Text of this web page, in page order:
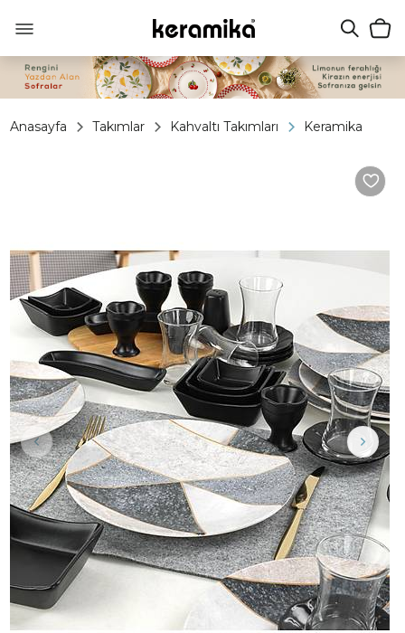
Anasayfa Takımlar Kahvaltı Takımları Keramika